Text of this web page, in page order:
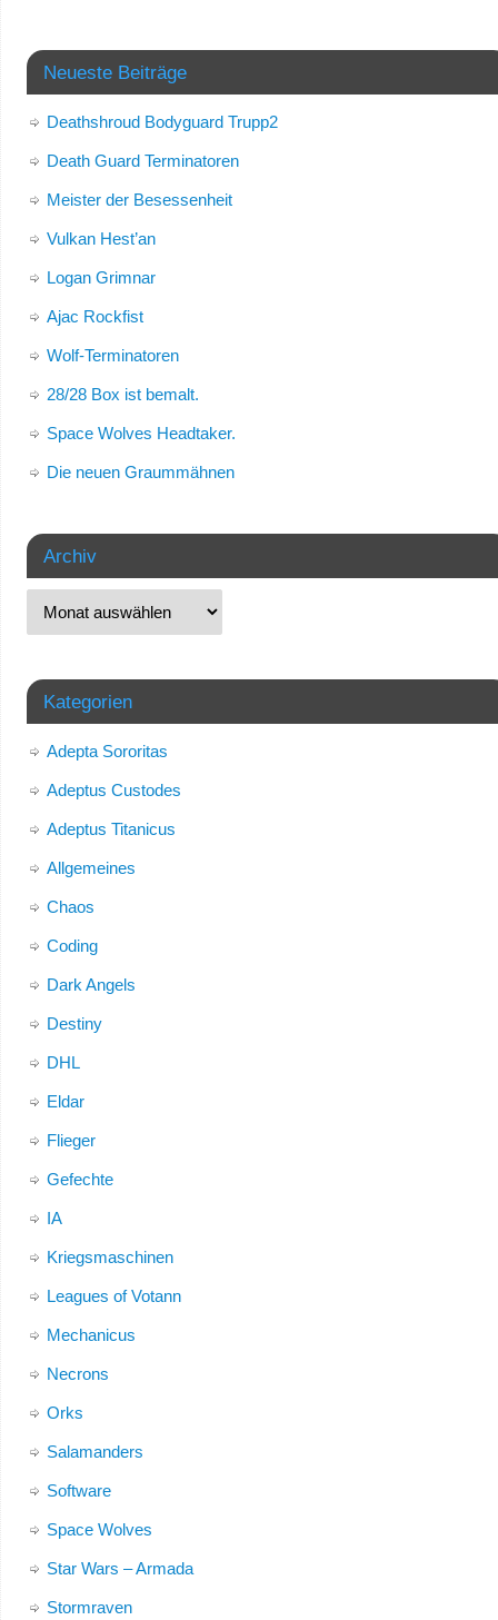
Neueste Beiträge
Deathshroud Bodyguard Trupp2
Death Guard Terminatoren
Meister der Besessenheit
Vulkan Hest’an
Logan Grimnar
Ajac Rockfist
Wolf-Terminatoren
28/28 Box ist bemalt.
Space Wolves Headtaker.
Die neuen Graummähnen
Archiv
Kategorien
Adepta Sororitas
Adeptus Custodes
Adeptus Titanicus
Allgemeines
Chaos
Coding
Dark Angels
Destiny
DHL
Eldar
Flieger
Gefechte
IA
Kriegsmaschinen
Leagues of Votann
Mechanicus
Necrons
Orks
Salamanders
Software
Space Wolves
Star Wars – Armada
Stormraven